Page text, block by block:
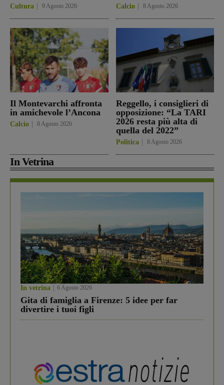
Cultura 9 Agosto 2026 Calcio 8 Agosto 2026
Il Montevarchi affronta
in amichevole l’Ancona
Calcio 8 Agosto 2026
Reggello, i consiglieri di
opposizione: “La TARI
2026 resta più alta di
quella del 2022”
Politica 8 Agosto 2026
In Vetrina
In vetrina 6 Agosto 2026
Gita di famiglia a Firenze: 5 idee per far
divertire i tuoi figli